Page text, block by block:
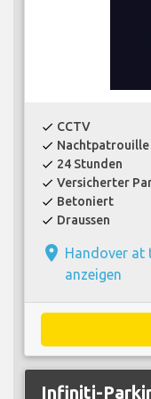
check CCTV
check Nachtpatrouille
check 24 Stunden
check Versicherter
check Betoniert
check Draussen
place Handover at
anzeigen
Infiniti-